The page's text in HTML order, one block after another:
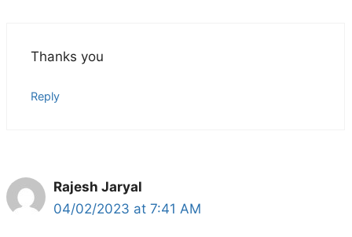
Thanks you
Reply
Rajesh Jaryal
04/02/2023 at 7:41 AM